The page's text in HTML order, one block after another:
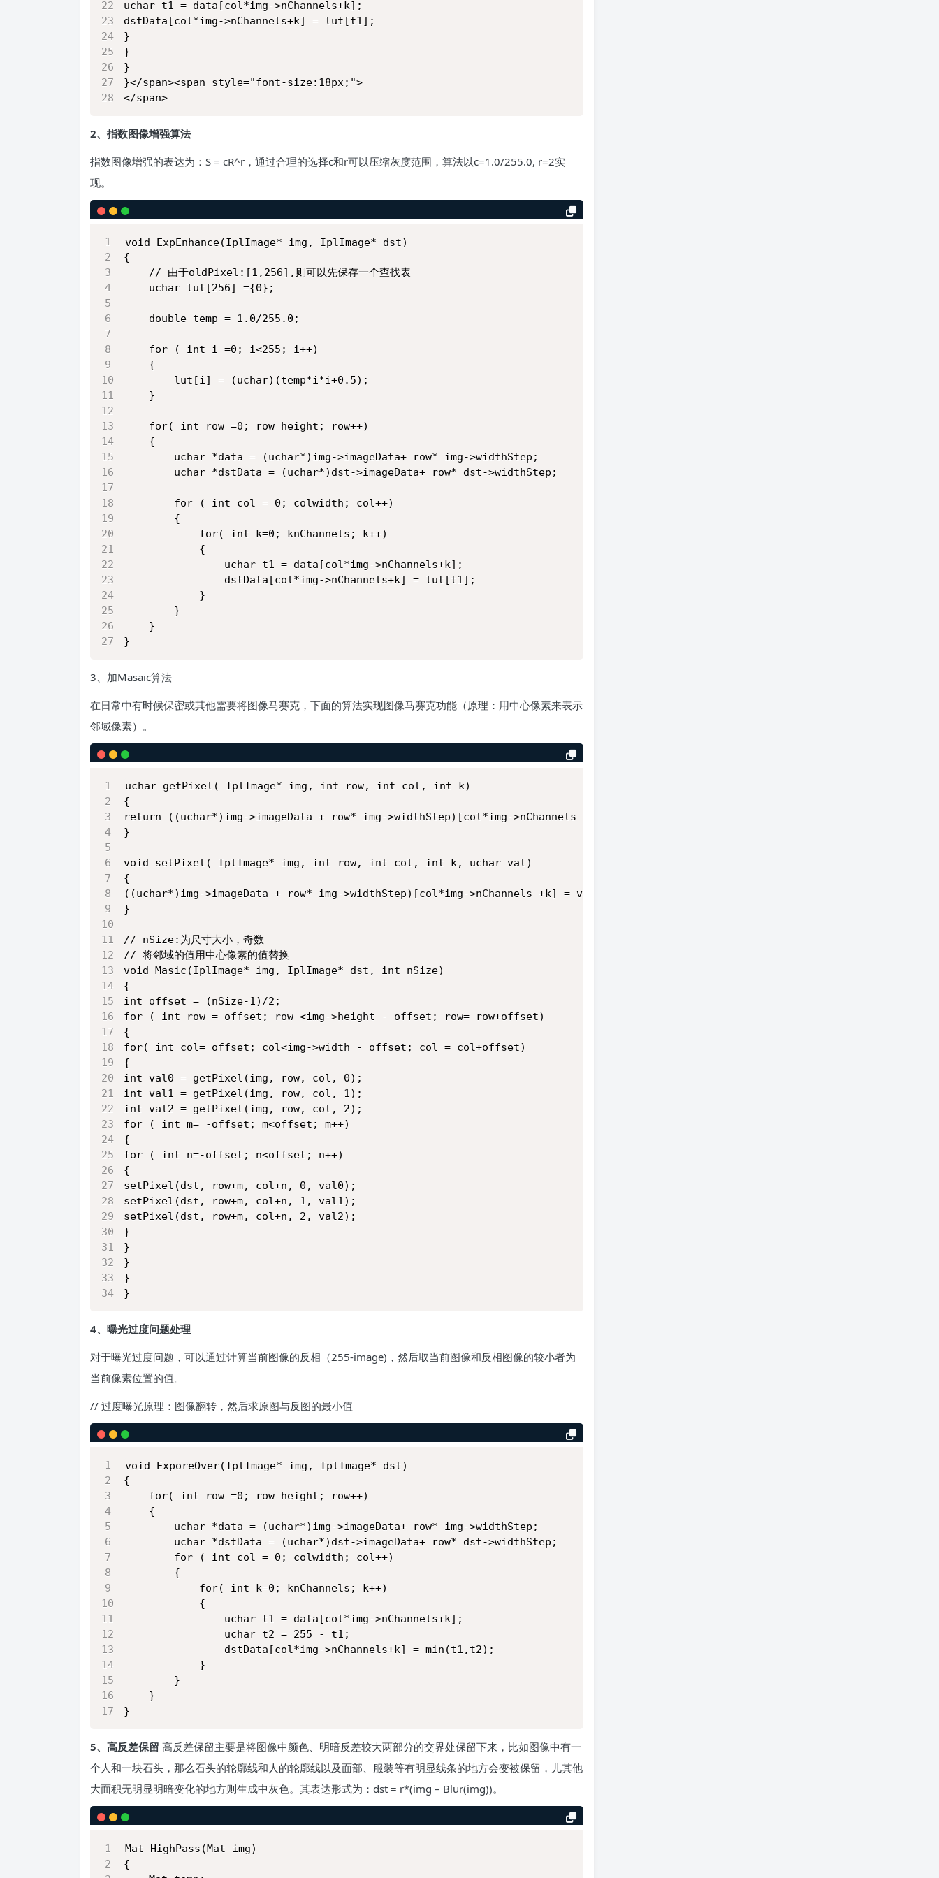
uchar t1 = data[col*img->nChannels+k];
dstData[col*img->nChannels+k] = lut[t1];
}
}
}
}</span><span style="font-size:18px;">
</span>
2、指数图像增强算法
指数图像增强的表达为：S = cR^r，通过合理的选择c和r可以压缩灰度范围，算法以c=1.0/255.0, r=2实
现。
void ExpEnhance(IplImage* img, IplImage* dst)
{
	// 由于oldPixel:[1,256],则可以先保存一个查找表
	uchar lut[256] ={0};
	double temp = 1.0/255.0;
	for ( int i =0; i<255; i++)
	{
		lut[i] = (uchar)(temp*i*i+0.5);
	}
	for( int row =0; row height; row++)
	{
		uchar *data = (uchar*)img->imageData+ row* img->widthStep;
		uchar *dstData = (uchar*)dst->imageData+ row* dst->widthStep;
		for ( int col = 0; colwidth; col++)
		{
			for( int k=0; knChannels; k++)
			{
				dstData[col*img->nChannels+k] = lut[t1];
			}
}
3、加Masaic算法
在日常中有时候保密或其他需要将图像马赛克，下面的算法实现图像马赛克功能（原理：用中心像素来表示
邻域像素）。
uchar getPixel( IplImage* img, int row, int col, int k)
{
return ((uchar*)img->imageData + row* img->widthStep)[col*img->nChannels +k];
}
void setPixel( IplImage* img, int row, int col, int k, uchar val)
{
((uchar*)img->imageData + row* img->widthStep)[col*img->nChannels +k] = val;
}
// nSize:为尺寸大小，奇数
// 将邻域的值用中心像素的值替换
void Masic(IplImage* img, IplImage* dst, int nSize)
{
int offset = (nSize-1)/2;
for ( int row = offset; row <img->height - offset; row= row+offset)
{
for( int col= offset; col<img->width - offset; col = col+offset)
{
int val0 = getPixel(img, row, col, 0);
int val1 = getPixel(img, row, col, 1);
int val2 = getPixel(img, row, col, 2);
for ( int m= -offset; m<offset; m++)
{
for ( int n=-offset; n<offset; n++)
{
setPixel(dst, row+m, col+n, 0, val0);
setPixel(dst, row+m, col+n, 1, val1);
setPixel(dst, row+m, col+n, 2, val2);
}
}
}
}
}
4、曝光过度问题处理
对于曝光过度问题，可以通过计算当前图像的反相（255-image)，然后取当前图像和反相图像的较小者为
当前像素位置的值。
// 过度曝光原理：图像翻转，然后求原图与反图的最小值
void ExporeOver(IplImage* img, IplImage* dst)
{
	for( int row =0; row height; row++)
	{
		uchar *data = (uchar*)img->imageData+ row* img->widthStep;
		uchar *dstData = (uchar*)dst->imageData+ row* dst->widthStep;
		for ( int col = 0; colwidth; col++)
		{
			for( int k=0; knChannels; k++)
			{
				uchar t1 = data[col*img->nChannels+k];
				uchar t2 = 255 - t1;
				dstData[col*img->nChannels+k] = min(t1,t2);
			}
	}
}
5、高反差保留 高反差保留主要是将图像中颜色、明暗反差较大两部分的交界处保留下来，比如图像中有一
个人和一块石头，那么石头的轮廓线和人的轮廓线以及面部、服装等有明显线条的地方会变被保留，儿其他
大面积无明显明暗变化的地方则生成中灰色。其表达形式为：dst = r*(img – Blur(img))。
Mat HighPass(Mat img)
{